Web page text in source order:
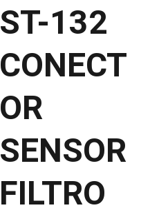
ST-132
CONECT
OR
SENSOR
FILTRO